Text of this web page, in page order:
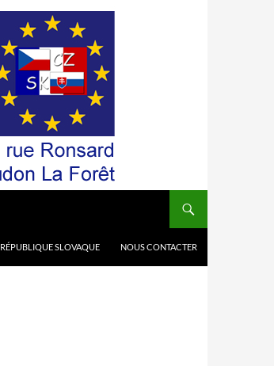
RÉPUBLIQUE SLOVAQUE NOUS CONTACTER